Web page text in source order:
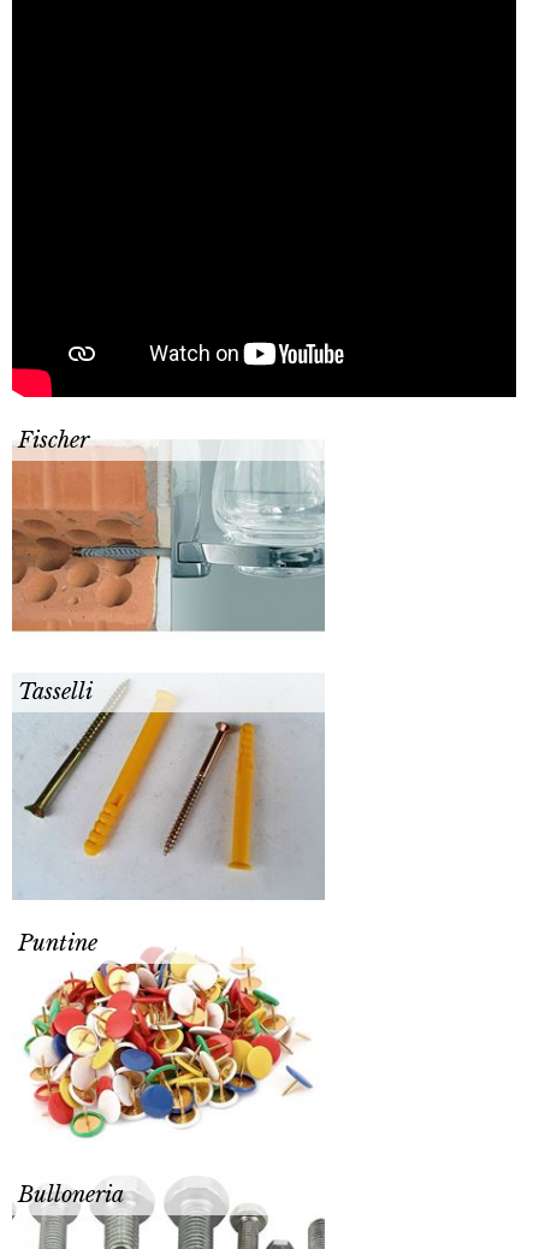
Fischer
Tasselli
Puntine
Bulloneria